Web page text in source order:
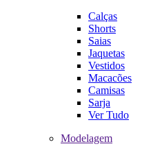
Calças
Shorts
Saias
Jaquetas
Vestidos
Macacões
Camisas
Sarja
Ver Tudo
Modelagem